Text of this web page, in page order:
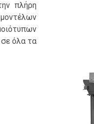
πλήρη
όλα τα